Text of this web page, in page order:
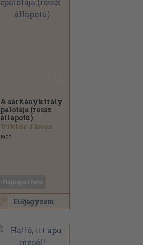
Előjegyzem
A sárkánykirály
palotája (rossz
állapotú)
Viktor János
1967